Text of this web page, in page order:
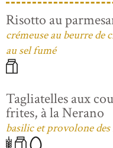
Risotto au
crémeuse au beurre de
au sel fumé
Tagliatelles aux
frites, à la Nerano
basilic et provolone